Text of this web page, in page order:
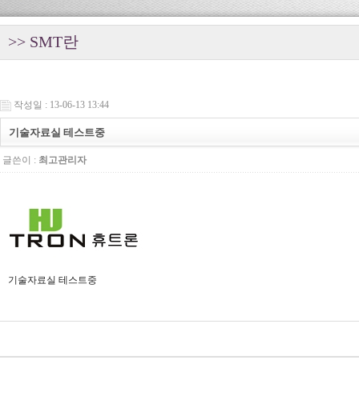
>> SMT란
작성일 : 13-06-13 13:44
기술자료실 테스트중
글쓴이 : 최고관리자
기술자료실 테스트중